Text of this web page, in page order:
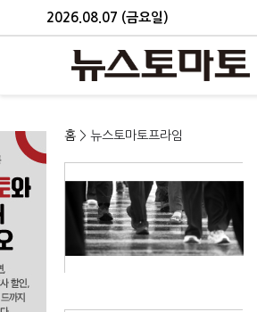
2026.08.07 (금요일)
홈 > 뉴스토마토프라임